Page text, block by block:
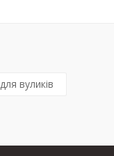
вуликів